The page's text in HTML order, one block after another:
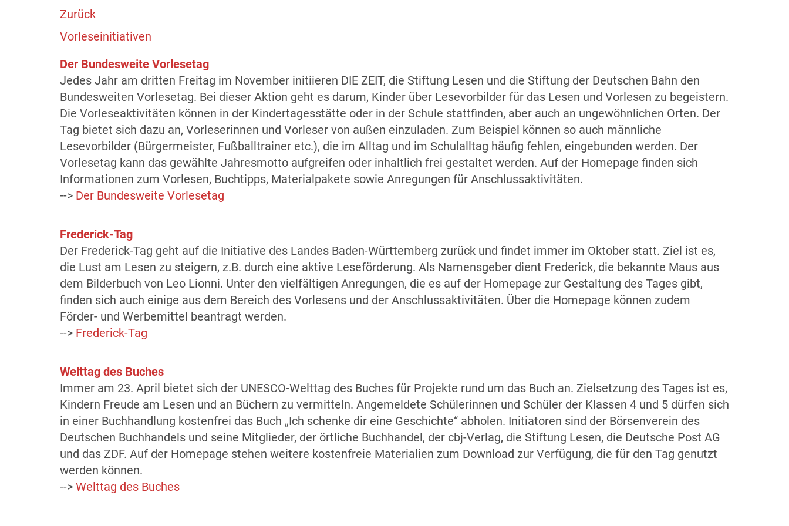
Zurück
Vorleseinitiativen
Der Bundesweite Vorlesetag
Jedes Jahr am dritten Freitag im November initiieren DIE ZEIT, die Stiftung Lesen und die Stiftung der Deutschen Bahn den
Bundesweiten Vorlesetag. Bei dieser Aktion geht es darum, Kinder über Lesevorbilder für das Lesen und Vorlesen zu begeistern.
Die Vorleseaktivitäten können in der Kindertagesstätte oder in der Schule stattfinden, aber auch an ungewöhnlichen Orten. Der
Tag bietet sich dazu an, Vorleserinnen und Vorleser von außen einzuladen. Zum Beispiel können so auch männliche
Lesevorbilder (Bürgermeister, Fußballtrainer etc.), die im Alltag und im Schulalltag häufig fehlen, eingebunden werden. Der
Vorlesetag kann das gewählte Jahresmotto aufgreifen oder inhaltlich frei gestaltet werden. Auf der Homepage finden sich
Informationen zum Vorlesen, Buchtipps, Materialpakete sowie Anregungen für Anschlussaktivitäten.
--> Der Bundesweite Vorlesetag
Frederick-Tag
Der Frederick-Tag geht auf die Initiative des Landes Baden-Württemberg zurück und findet immer im Oktober statt. Ziel ist es,
die Lust am Lesen zu steigern, z.B. durch eine aktive Leseförderung. Als Namensgeber dient Frederick, die bekannte Maus aus
dem Bilderbuch von Leo Lionni. Unter den vielfältigen Anregungen, die es auf der Homepage zur Gestaltung des Tages gibt,
finden sich auch einige aus dem Bereich des Vorlesens und der Anschlussaktivitäten. Über die Homepage können zudem
Förder- und Werbemittel beantragt werden.
--> Frederick-Tag
Welttag des Buches
Immer am 23. April bietet sich der UNESCO-Welttag des Buches für Projekte rund um das Buch an. Zielsetzung des Tages ist es,
Kindern Freude am Lesen und an Büchern zu vermitteln. Angemeldete Schülerinnen und Schüler der Klassen 4 und 5 dürfen sich
in einer Buchhandlung kostenfrei das Buch „Ich schenke dir eine Geschichte“ abholen. Initiatoren sind der Börsenverein des
Deutschen Buchhandels und seine Mitglieder, der örtliche Buchhandel, der cbj-Verlag, die Stiftung Lesen, die Deutsche Post AG
und das ZDF. Auf der Homepage stehen weitere kostenfreie Materialien zum Download zur Verfügung, die für den Tag genutzt
werden können.
--> Welttag des Buches